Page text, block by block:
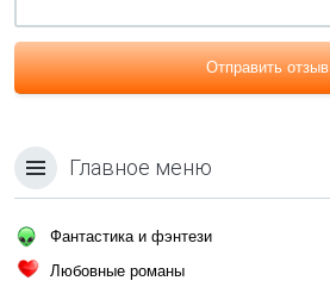
Отправить отзыв
Главное меню
Фантастика и фэнтези
Любовные романы